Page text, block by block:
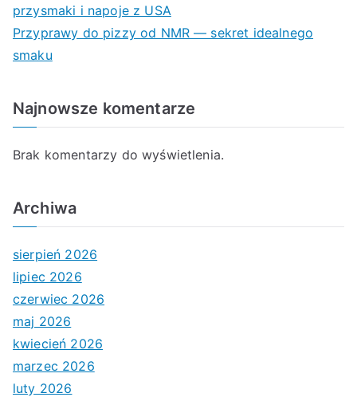
przysmaki i napoje z USA
Przyprawy do pizzy od NMR — sekret idealnego
smaku
Najnowsze komentarze
Brak komentarzy do wyświetlenia.
Archiwa
sierpień 2026
lipiec 2026
czerwiec 2026
maj 2026
kwiecień 2026
marzec 2026
luty 2026